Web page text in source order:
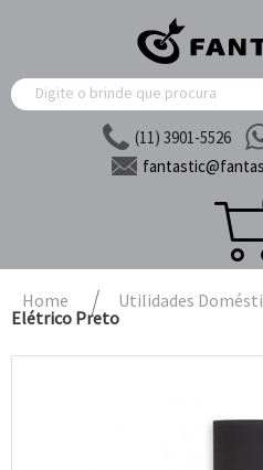
(11) 3901-5526
fantastic@
Home Utilidades
Elétrico Preto